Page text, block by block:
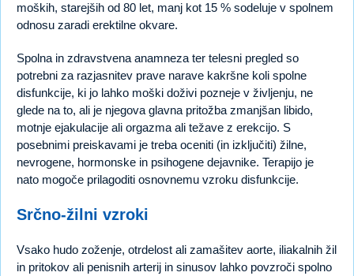
moških, starejših od 80 let, manj kot 15 % sodeluje v spolnem
odnosu zaradi erektilne okvare.
Spolna in zdravstvena anamneza ter telesni pregled so
potrebni za razjasnitev prave narave kakršne koli spolne
disfunkcije, ki jo lahko moški doživi pozneje v življenju, ne
glede na to, ali je njegova glavna pritožba zmanjšan libido,
motnje ejakulacije ali orgazma ali težave z erekcijo. S
posebnimi preiskavami je treba oceniti (in izključiti) žilne,
nevrogene, hormonske in psihogene dejavnike. Terapijo je
nato mogoče prilagoditi osnovnemu vzroku disfunkcije.
Srčno-žilni vzroki
Vsako hudo zoženje, otrdelost ali zamašitev aorte, iliakalnih žil
in pritokov ali penisnih arterij in sinusov lahko povzroči spolno